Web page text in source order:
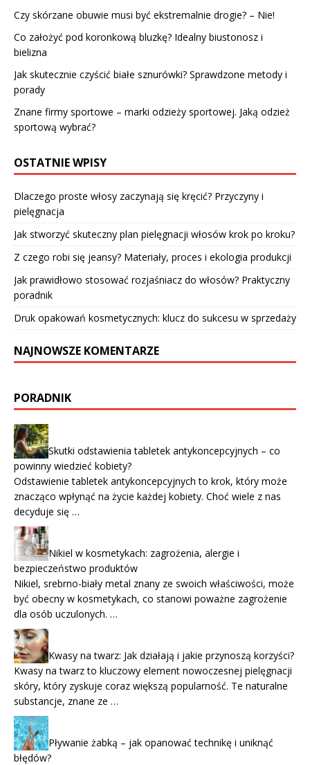
Czy skórzane obuwie musi być ekstremalnie drogie? – Nie!
Co założyć pod koronkową bluzkę? Idealny biustonosz i
bielizna
Jak skutecznie czyścić białe sznurówki? Sprawdzone metody i
porady
Znane firmy sportowe – marki odzieży sportowej. Jaką odzież
sportową wybrać?
OSTATNIE WPISY
Dlaczego proste włosy zaczynają się kręcić? Przyczyny i
pielęgnacja
Jak stworzyć skuteczny plan pielęgnacji włosów krok po kroku?
Z czego robi się jeansy? Materiały, proces i ekologia produkcji
Jak prawidłowo stosować rozjaśniacz do włosów? Praktyczny
poradnik
Druk opakowań kosmetycznych: klucz do sukcesu w sprzedaży
NAJNOWSZE KOMENTARZE
PORADNIK
Skutki odstawienia tabletek antykoncepcyjnych – co
powinny wiedzieć kobiety?
Odstawienie tabletek antykoncepcyjnych to krok, który może
znacząco wpłynąć na życie każdej kobiety. Choć wiele z nas
decyduje się …
Nikiel w kosmetykach: zagrożenia, alergie i
bezpieczeństwo produktów
Nikiel, srebrno-biały metal znany ze swoich właściwości, może
być obecny w kosmetykach, co stanowi poważne zagrożenie
dla osób uczulonych. …
Kwasy na twarz: Jak działają i jakie przynoszą korzyści?
Kwasy na twarz to kluczowy element nowoczesnej pielęgnacji
skóry, który zyskuje coraz większą popularność. Te naturalne
substancje, znane ze …
Pływanie żabką – jak opanować technikę i uniknąć
błędów?